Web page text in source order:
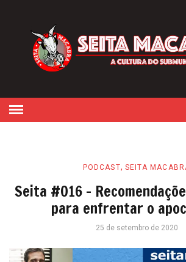
PODCAST, SEITA
Seita #016 –
para enfrentar o
25 de setembro de 2020